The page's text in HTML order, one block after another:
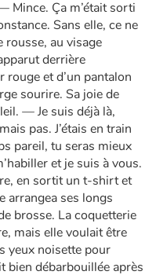
Mince. Ça m’était sorti
Sans elle, ce ne
rousse, au visage
derrière
rouge et d’un pantalon
sourire. Sa joie de
— Je suis déjà là,
pas. J’étais en train
pareil, tu seras mieux
et je suis à vous.
en sortit un t-shirt et
arrangea ses longs
brosse. La coquetterie
mais elle voulait être
yeux noisette pour
bien débarbouillée après